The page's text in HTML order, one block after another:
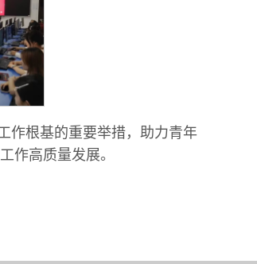
作根基的重要举措，助力青年
作高质量发展。